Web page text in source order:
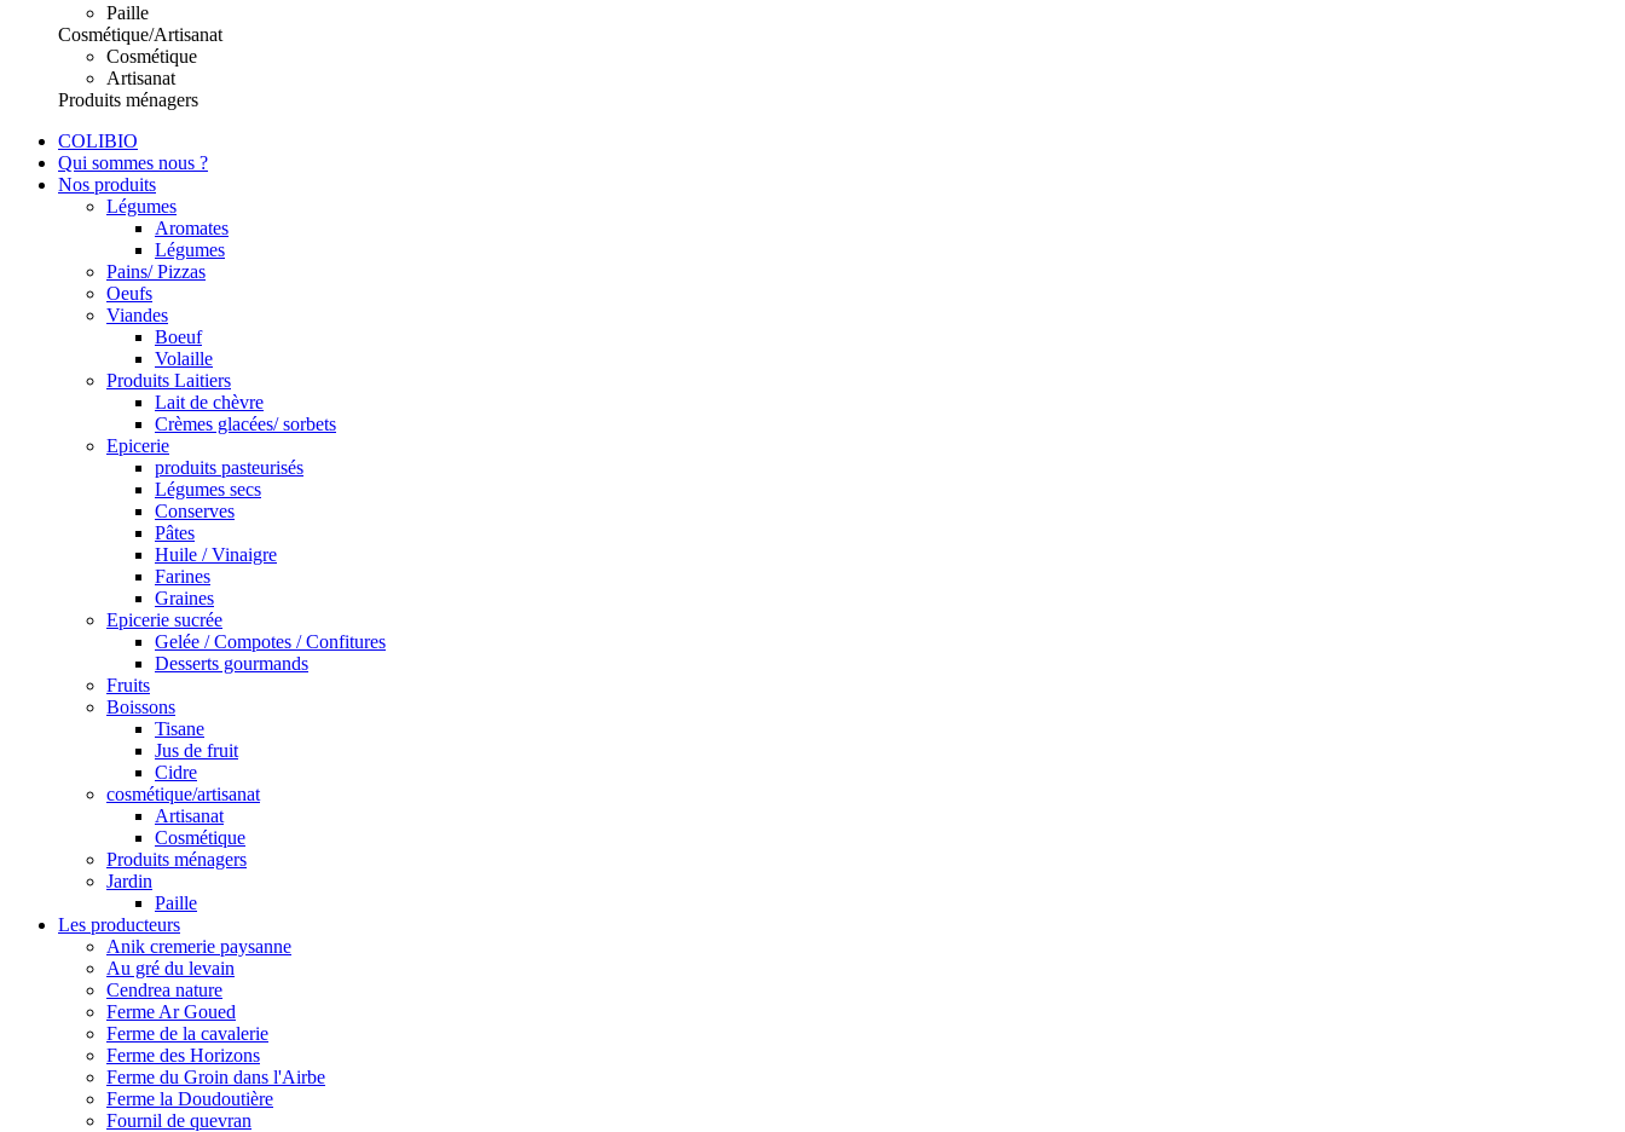
Paille
Cosmétique/Artisanat
Cosmétique
Artisanat
Produits ménagers
COLIBIO
Qui sommes nous ?
Nos produits
Légumes
Aromates
Légumes
Pains/ Pizzas
Oeufs
Viandes
Boeuf
Volaille
Produits Laitiers
Lait de chèvre
Crèmes glacées/ sorbets
Epicerie
produits pasteurisés
Légumes secs
Conserves
Pâtes
Huile / Vinaigre
Farines
Graines
Epicerie sucrée
Gelée / Compotes / Confitures
Desserts gourmands
Fruits
Boissons
Tisane
Jus de fruit
Cidre
cosmétique/artisanat
Artisanat
Cosmétique
Produits ménagers
Jardin
Paille
Les producteurs
Anik cremerie paysanne
Au gré du levain
Cendrea nature
Ferme Ar Goued
Ferme de la cavalerie
Ferme des Horizons
Ferme du Groin dans l'Airbe
Ferme la Doudoutière
Fournil de quevran